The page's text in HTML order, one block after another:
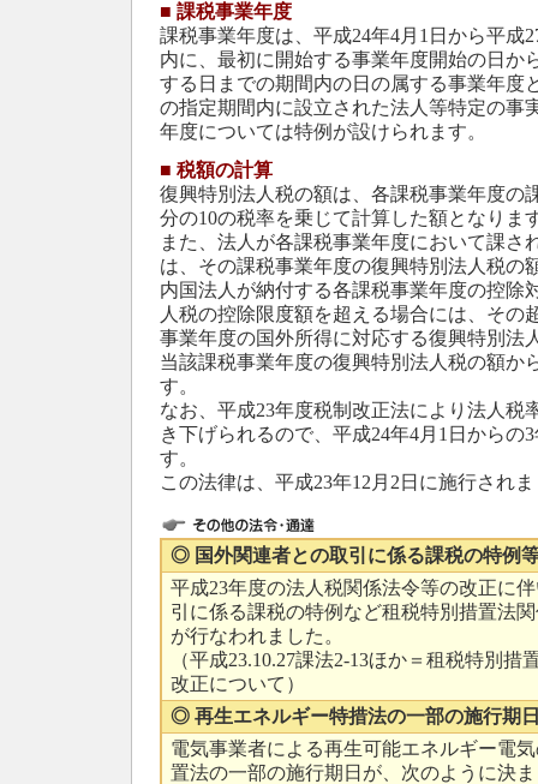
■ 課税事業年度
課税事業年度は、平成24年4月1日から平成
内に、最初に開始する事業年度開始の日か
する日までの期間内の日の属する事業年度
の指定期間内に設立された法人等特定の事
年度については特例が設けられます。
■ 税額の計算
復興特別法人税の額は、各課税事業年度の
分の10の税率を乗じて計算した額となりま
また、法人が各課税事業年度において課さ
は、その課税事業年度の復興特別法人税の
内国法人が納付する各課税事業年度の控除
人税の控除限度額を超える場合には、その
事業年度の国外所得に対応する復興特別法
当該課税事業年度の復興特別法人税の額か
す。
なお、平成23年度税制改正法により法人税
き下げられるので、平成24年4月1日からの
す。
この法律は、平成23年12月2日に施行され
◎ 国外関連者との取引に係る課税の特例
平成23年度の法人税関係法令等の改正に
引に係る課税の特例など租税特別措置法
が行なわれました。
（平成23.10.27課法2-13ほか＝租税特別措
改正について）
◎ 再生エネルギー特措法の一部の施行期
電気事業者による再生可能エネルギー電
置法の一部の施行期日が、次のように決